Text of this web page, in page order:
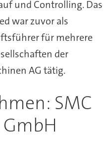
und Controlling. Das
war zuvor als
für mehrere
der
AG tätig.
SMC